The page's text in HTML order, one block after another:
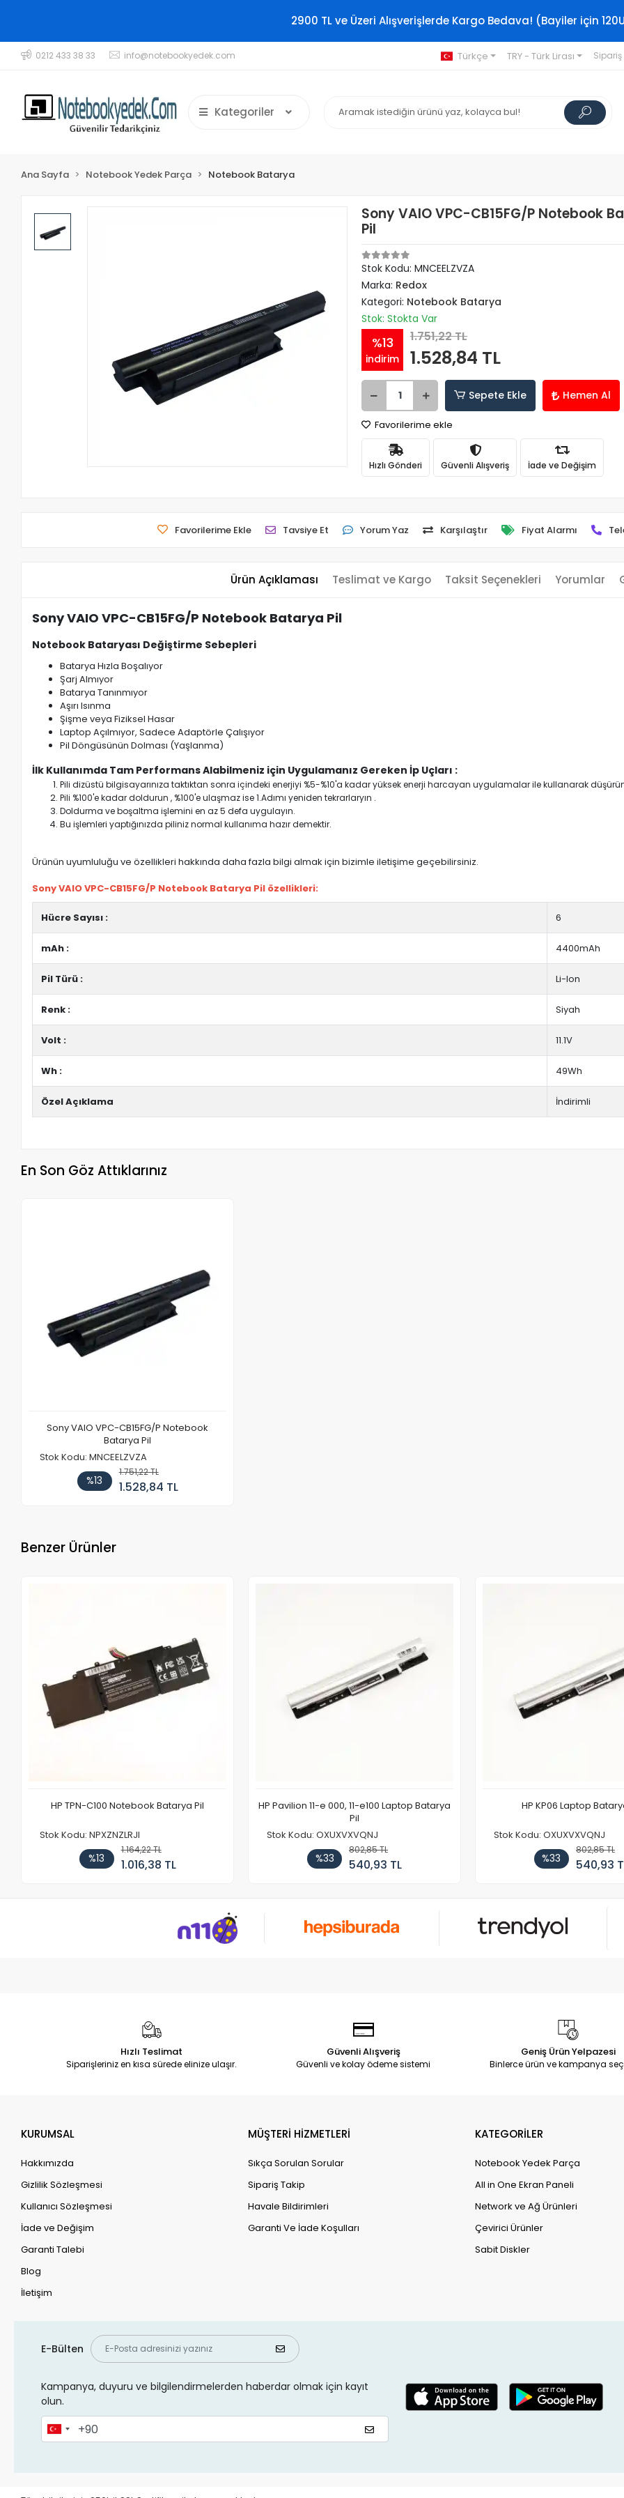
2900 TL ve Üzeri Alışverişlerde Kargo Bedava! (Bayiler için
0212 433 38 33 info@notebookyedek.com Türkçe TRY - Türk Lirası
Kategoriler
Ana Sayfa Notebook Yedek Parça Notebook Batarya
Sony VAIO VPC-CB15FG/P Notebook
Pil
Stok Kodu: MNCEELZVZA
Marka: Redox
Kategori: Notebook Batarya
Stok: Stokta Var
%13
indirim
1.751,22 TL
1.528,84 TL
Sepete Ekle Hemen Al
Favorilerime ekle
Hızlı Gönderi Güvenli Alışveriş İade ve Değişim
Favorilerime Ekle Tavsiye Et Yorum Yaz Karşılaştır Fiyat Alarmı
Ürün Açıklaması Teslimat ve Kargo Taksit Seçenekleri Yorumlar
Sony VAIO VPC-CB15FG/P Notebook Batarya Pil
Notebook Bataryası Değiştirme Sebepleri
Batarya Hızla Boşalıyor
Şarj Almıyor
Batarya Tanınmıyor
Aşırı Isınma
Şişme veya Fiziksel Hasar
Laptop Açılmıyor, Sadece Adaptörle Çalışıyor
Pil Döngüsünün Dolması (Yaşlanma)
İlk Kullanımda Tam Performans Alabilmeniz için Uygulamanız Gereken İp Uçları :
Pili dizüstü bilgisayarınıza taktıktan sonra içindeki enerjiyi %5-%10'a kadar yüksek enerji harcayan uygulamalar ile kullanarak
Pili %100'e kadar doldurun , %100'e ulaşmaz ise 1.Adımı yeniden tekrarlaryın .
Doldurma ve boşaltma işlemini en az 5 defa uygulayın.
Bu işlemleri yaptığınızda piliniz normal kullanıma hazır demektir.
Ürünün uyumluluğu ve özellikleri hakkında daha fazla bilgi almak için bizimle iletişime geçebilirsiniz.
Sony VAIO VPC-CB15FG/P Notebook Batarya Pil özellikleri:
Hücre Sayısı : 6
mAh : 4400mAh
Pil Türü : Li-Ion
Renk : Siyah
Volt : 11.1V
Wh : 49Wh
Özel Açıklama İndirimli
En Son Göz Attıklarınız
Sony VAIO VPC-CB15FG/P Notebook
Batarya Pil
Stok Kodu: MNCEELZVZA
%13
1.751,22 TL
1.528,84 TL
Benzer Ürünler
HP TPN-C100 Notebook Batarya Pil
Stok Kodu: NPXZNZLRJI
%13
1.164,22 TL
1.016,38 TL
HP Pavilion 11-e 000, 11-e100 Laptop Batarya
Pil
Stok Kodu: OXUXVXVQNJ
%33
802,85 TL
540,93 TL
HP KP06 Laptop
Stok Kodu: OXUXVXVQNJ
%33
802,85 TL
540,93
Hızlı Teslimat
Siparişleriniz en kısa sürede elinize ulaşır.
Güvenli Alışveriş
Güvenli ve kolay ödeme sistemi
Geniş Ürün Yelpazesi
Binlerce ürün ve kampanya
KURUMSAL
Hakkımızda
Gizlilik Sözleşmesi
Kullanıcı Sözleşmesi
İade ve Değişim
Garanti Talebi
Blog
İletişim
MÜŞTERİ HİZMETLERİ
Sıkça Sorulan Sorular
Sipariş Takip
Havale Bildirimleri
Garanti Ve İade Koşulları
KATEGORİLER
Notebook Yedek Parça
All in One Ekran Paneli
Network ve Ağ Ürünleri
Çevirici Ürünler
Sabit Diskler
E-Bülten
Kampanya, duyuru ve bilgilendirmelerden haberdar olmak için kayıt
olun.